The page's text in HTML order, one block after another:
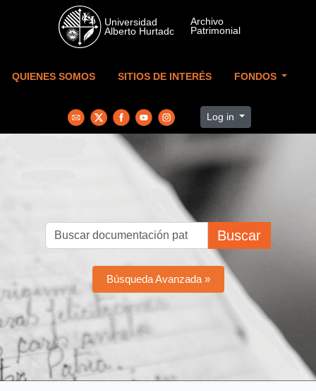
Skip to main content
QUIENES SOMOS SITIOS DE INTERÉS FONDOS
Log in
Buscar
Búsqueda Avanzada »